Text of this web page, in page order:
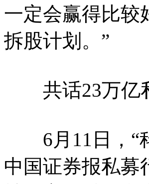
一定会赢得比较
拆股计划。”
共话23万亿私
6月11日，“
中国证券报私募